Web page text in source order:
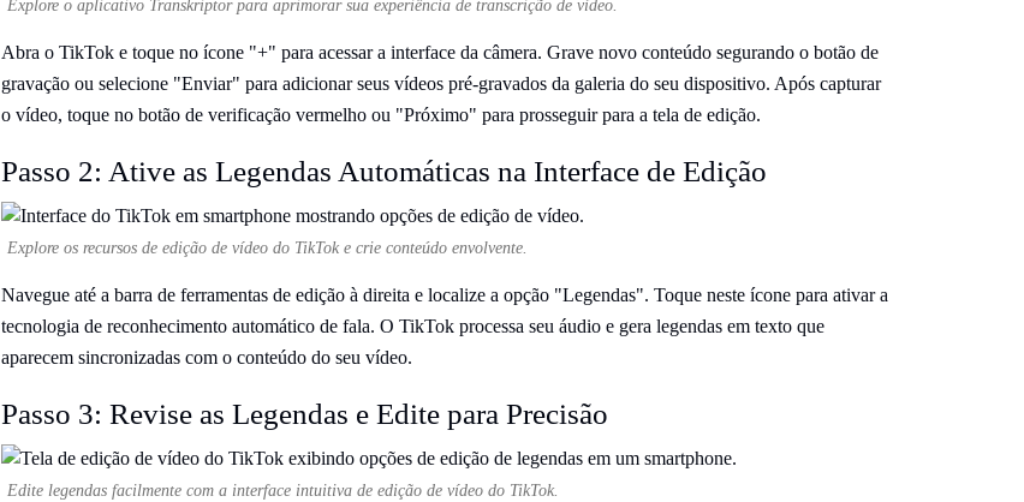
Explore o aplicativo Transkriptor para aprimorar sua experiência de transcrição de vídeo.
Abra o TikTok e toque no ícone "+" para acessar a interface da câmera. Grave novo conteúdo segurando o botão de
gravação ou selecione "Enviar" para adicionar seus vídeos pré-gravados da galeria do seu dispositivo. Após capturar
o vídeo, toque no botão de verificação vermelho ou "Próximo" para prosseguir para a tela de edição.
Passo 2: Ative as Legendas Automáticas na Interface de Edição
Explore os recursos de edição de vídeo do TikTok e crie conteúdo envolvente.
Navegue até a barra de ferramentas de edição à direita e localize a opção "Legendas". Toque neste ícone para ativar a
tecnologia de reconhecimento automático de fala. O TikTok processa seu áudio e gera legendas em texto que
aparecem sincronizadas com o conteúdo do seu vídeo.
Passo 3: Revise as Legendas e Edite para Precisão
Edite legendas facilmente com a interface intuitiva de edição de vídeo do TikTok.